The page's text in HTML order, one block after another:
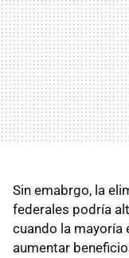
Sin emabrgo, la
federales podría
cuando la mayoría
aumentar